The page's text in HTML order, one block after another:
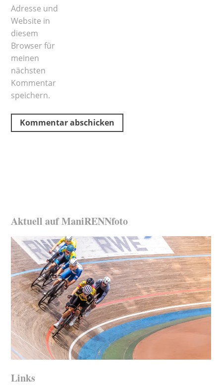
Adresse und
Website in
diesem
Browser für
meinen
nächsten
Kommentar
speichern.
Aktuell auf ManiRENNfoto
Links